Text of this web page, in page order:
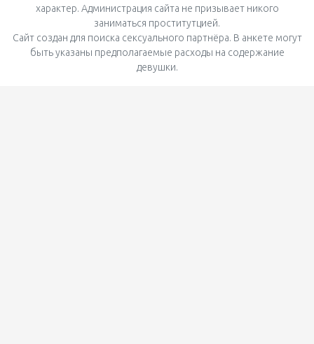
характер. Администрация сайта не призывает никого
заниматься проститутцией.
Сайт создан для поиска сексуального партнёра. В анкете могут
быть указаны предполагаемые расходы на содержание
девушки.